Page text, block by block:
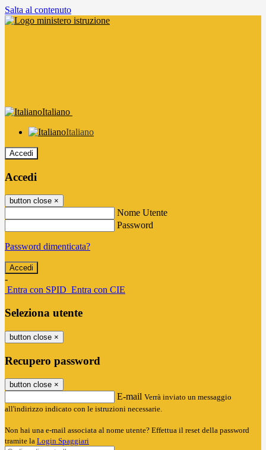
Salta al contenuto
Italiano
Italiano
Accedi
Accedi
button close ×
Nome Utente
Password
Password dimenticata?
-
Entra con SPID Entra con CIE
Seleziona utente
button close ×
Recupero password
button close ×
E-mail Verrà inviato un messaggio
all'indirizzo indicato con le istruzioni necessarie.
Non hai una e-mail associata al nome utente? Effettua il reset della password
tramite la Login Spaggiari